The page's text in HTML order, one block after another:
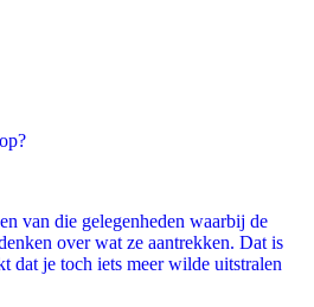
van die gelegenheden waarbij de
over wat ze aantrekken. Dat is
dat je toch iets meer wilde uitstralen